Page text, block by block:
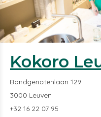
Kokoro
Bondgenotenlaan 129
3000 Leuven
+32 16 22 07 95